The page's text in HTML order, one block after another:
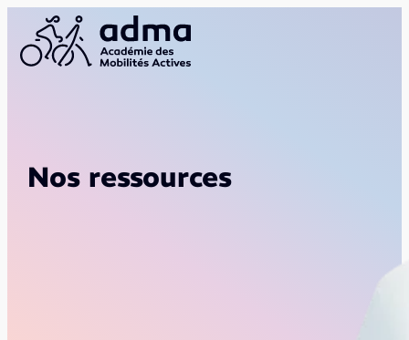
Nos ressources